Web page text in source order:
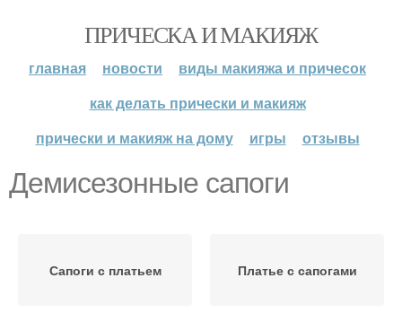
ПРИЧЕСКА И МАКИЯЖ
главная новости
виды макияжа и причесок
как делать прически и макияж
прически и макияж на дому
игры отзывы
Демисезонные сапоги
Сапоги с платьем Платье с сапогами